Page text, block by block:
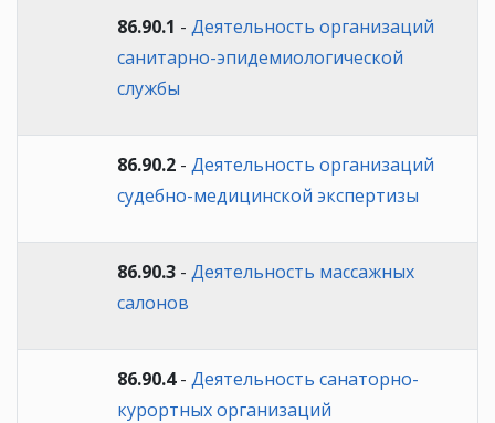
86.90.1 - Деятельность организаций
санитарно-эпидемиологической
службы
86.90.2 - Деятельность организаций
судебно-медицинской экспертизы
86.90.3 - Деятельность массажных
салонов
86.90.4- Деятельность санаторно-
курортных организаций